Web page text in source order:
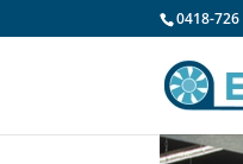
0418-726